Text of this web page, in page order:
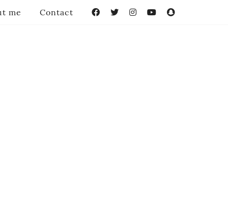
me Contact FacebookTwitterInstagramYouTube